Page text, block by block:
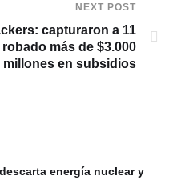
NEXT POST
capturaron a 11
más de $3.000
millones en subsidios
energía nuclear y